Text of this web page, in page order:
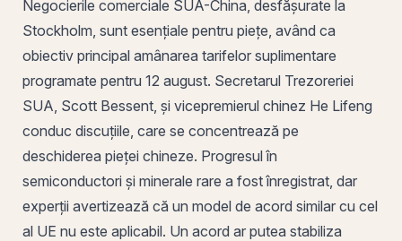
Negocierile comerciale SUA-China, desfășurate la
Stockholm, sunt esențiale pentru piețe, având ca
obiectiv principal amânarea tarifelor suplimentare
programate pentru 12 august. Secretarul Trezoreriei
SUA, Scott Bessent, și vicepremierul chinez He Lifeng
conduc discuțiile, care se concentrează pe
deschiderea pieței chineze. Progresul în
semiconductori și minerale rare a fost înregistrat, dar
experții avertizează că un model de acord similar cu cel
al UE nu este aplicabil. Un acord ar putea stabiliza